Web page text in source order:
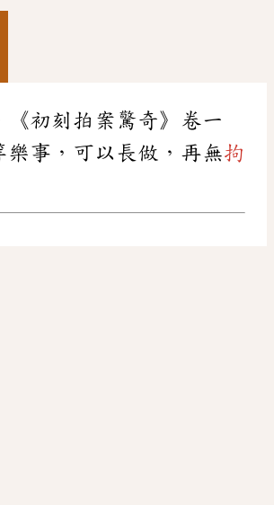
《初刻拍案驚奇》卷一
樂事，可以長做，再無拘